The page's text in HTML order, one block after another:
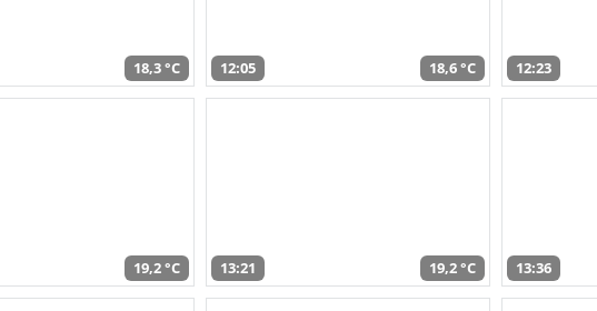
18,3 °C 12:05 18,6 °C 12:23
19,2 °C 13:21 19,2 °C 13:36